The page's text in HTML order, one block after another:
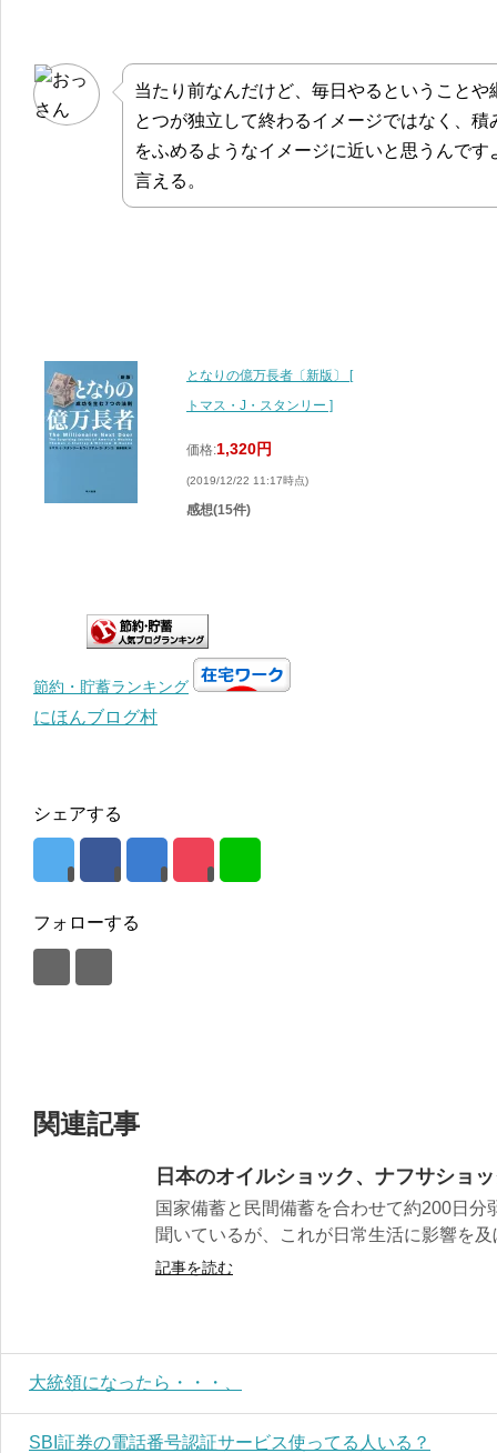
当たり前なんだけど、毎日やるということ
とつが独立して終わるイメージではなく、
をふめるようなイメージに近いと思うんで
言える。
となりの億万長者〔新版〕 [
トマス・J・スタンリー ]
価格:1,320円
(2019/12/22 11:17時点)
感想(15件)
節約・貯蓄ランキング
にほんブログ村
シェアする
フォローする
関連記事
日本のオイルショック、ナフサショ
国家備蓄と民間備蓄を合わせて約200日
聞いているが、これが日常生活に影響を
記事を読む
大統領になったら・・・、
SBI証券の電話番号認証サービス使ってる人いる？